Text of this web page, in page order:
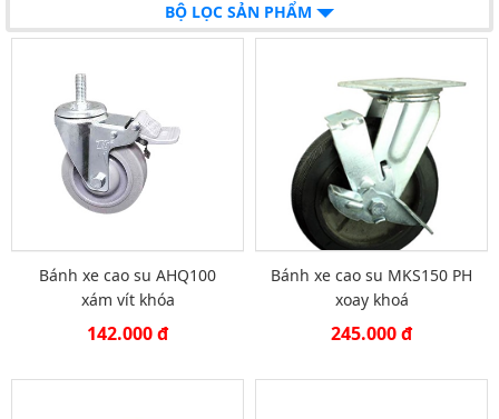
đẩy
BỘ LỌC SẢN PHẨM
Bánh xe cao su AHQ100
xám vít khóa
142.000 đ
Bánh xe cao su MKS150 PH
xoay khoá
245.000 đ